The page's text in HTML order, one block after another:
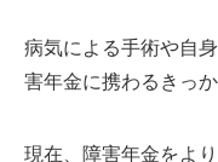
病気による手術や自
害年金に携わるきっ
現在、障害年金をよ